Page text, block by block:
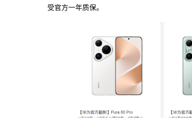
受官方一年质保。